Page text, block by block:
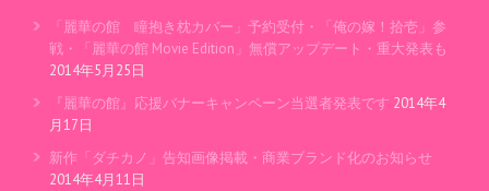
「麗華の館 瞳抱き枕カバー」予約受付・「俺の嫁！拾壱」参
戦・「麗華の館 Movie Edition」無償アップデート・重大発表も
2014年5月25日
『麗華の館』応援バナーキャンペーン当選者発表です 2014年4
月17日
新作「ダチカノ」告知画像掲載・商業ブランド化のお知らせ
2014年4月11日